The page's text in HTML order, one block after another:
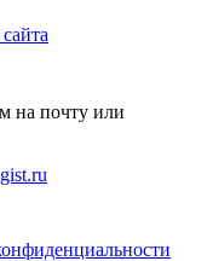
на почту или